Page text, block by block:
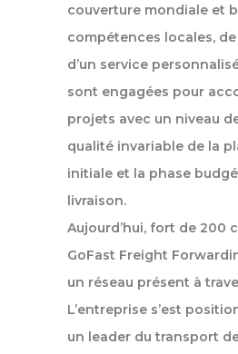
couverture mondiale et
compétences locales, de
d’un service
sont engagées pour
projets avec un niveau
qualité invariable de la
initiale et la phase
livraison.
Aujourd’hui, fort de 200
GoFast Freight
un réseau présent à
L’entreprise s’est
un leader du transport